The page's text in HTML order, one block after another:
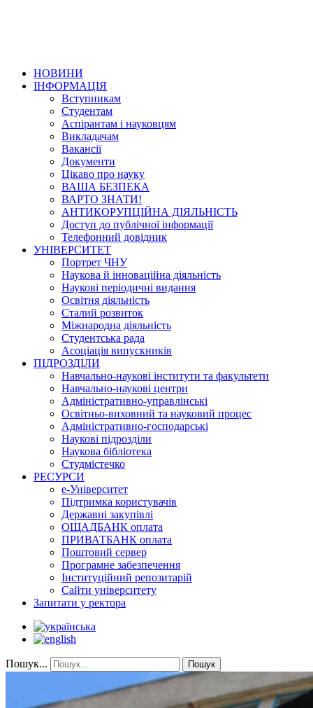
НОВИНИ
ІНФОРМАЦІЯ
Вступникам
Студентам
Аспірантам і науковцям
Викладачам
Вакансії
Документи
Цікаво про науку
ВАША БЕЗПЕКА
ВАРТО ЗНАТИ!
АНТИКОРУПЦІЙНА ДІЯЛЬНІСТЬ
Доступ до публічної інформації
Телефонний довідник
УНІВЕРСИТЕТ
Портрет ЧНУ
Наукова й інноваційна діяльність
Наукові періодичні видання
Освітня діяльність
Сталий розвиток
Міжнародна діяльність
Студентська рада
Асоціація випускників
ПІДРОЗДІЛИ
Навчально-наукові інститути та факультети
Навчально-наукові центри
Адміністративно-управлінські
Освітньо-виховний та науковий процес
Адміністративно-господарські
Наукові підрозділи
Наукова бібліотека
Студмістечко
РЕСУРСИ
е-Університет
Підтримка користувачів
Державні закупівлі
ОЩАДБАНК оплата
ПРИВАТБАНК оплата
Поштовий сервер
Програмне забезпечення
Інституційний репозитарій
Сайти університету
Запитати у ректора
Пошук... Пошук